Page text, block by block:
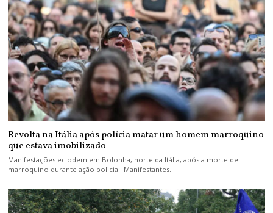
Revolta na Itália após polícia matar um homem marroquino
que estava imobilizado
Manifestações eclodem em Bolonha, norte da Itália, após a morte de
marroquino durante ação policial. Manifestantes…